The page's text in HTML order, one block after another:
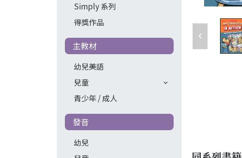
Simply 系列
得獎作品
主教材
幼兒美語
兒童
青少年 / 成人
發音
幼兒